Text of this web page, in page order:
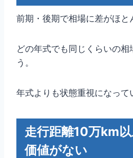
前期・後期で相場に差がほと
どの年式でも同じくらいの相
う。
年式よりも状態重視になって
走行距離10万km
価値がない